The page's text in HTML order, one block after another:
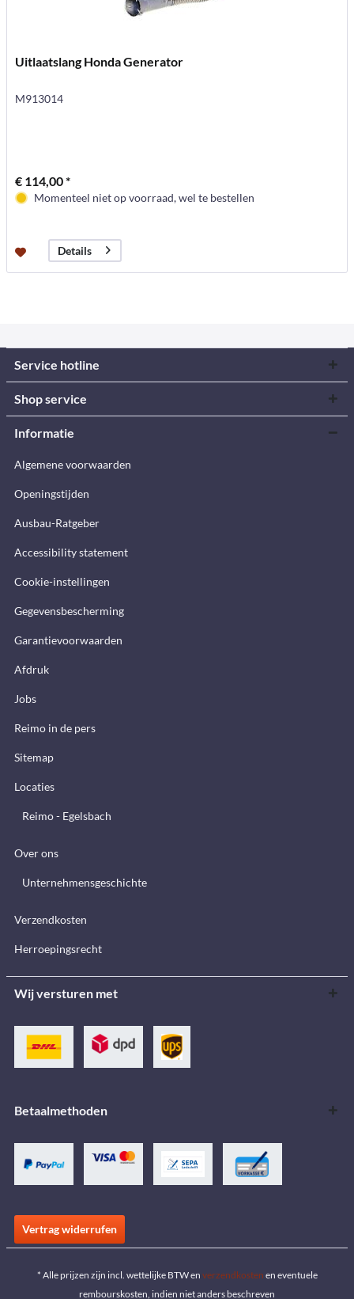
Uitlaatslang Honda Generator
M913014
€ 114,00 *
Momenteel niet op voorraad, wel te bestellen
Details
Service hotline
Shop service
Informatie
Algemene voorwaarden
Openingstijden
Ausbau-Ratgeber
Accessibility statement
Cookie-instellingen
Gegevensbescherming
Garantievoorwaarden
Afdruk
Jobs
Reimo in de pers
Sitemap
Locaties
Reimo - Egelsbach
Over ons
Unternehmensgeschichte
Verzendkosten
Herroepingsrecht
Wij versturen met
Betaalmethoden
Vertrag widerrufen
* Alle prijzen zijn incl. wettelijke BTW en verzendkosten en eventuele
rembourskosten, indien niet anders beschreven